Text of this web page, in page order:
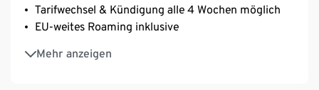
Tarifwechsel & Kündigung alle 4 Wochen möglich
EU-weites Roaming inklusive
Mehr anzeigen
Ohne Anschlussgebühr
Smartphone-Tarif inkl. SIM-Karte von Tchibo